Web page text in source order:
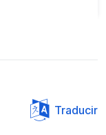
Traducir